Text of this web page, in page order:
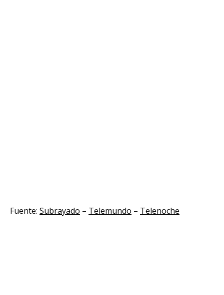
Fuente: Subrayado – Telemundo – Telenoche